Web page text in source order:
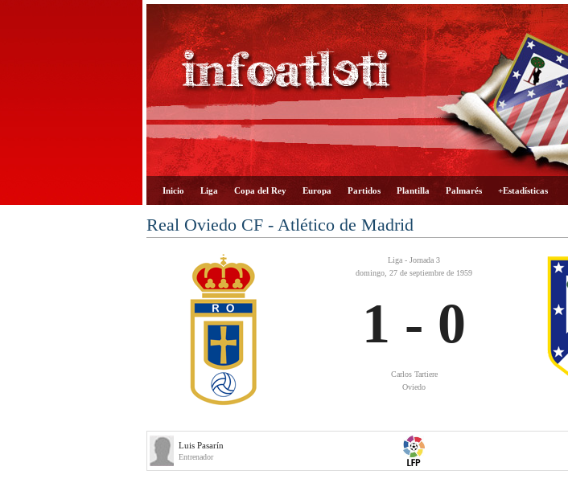
Inicio Liga Copa del Rey Europa Partidos Plantilla Palmarés +Estadísticas
Real Oviedo CF - Atlético de Madrid
Liga - Jornada 3
domingo, 27 de septiembre de 1959
1 - 0
Carlos Tartiere
Oviedo
Luis Pasarín
Entrenador